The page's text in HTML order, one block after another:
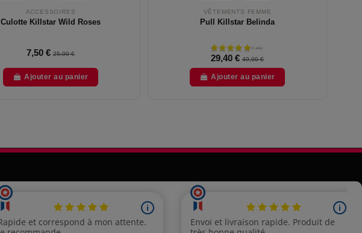
ACCESSOIRES
Culotte Killstar Wild Roses
7,50 € 25,00 €
Ajouter au panier
VÊTEMENTS FEMME
Pull Killstar Belinda
29,40 € 49,00 €
Ajouter au panier